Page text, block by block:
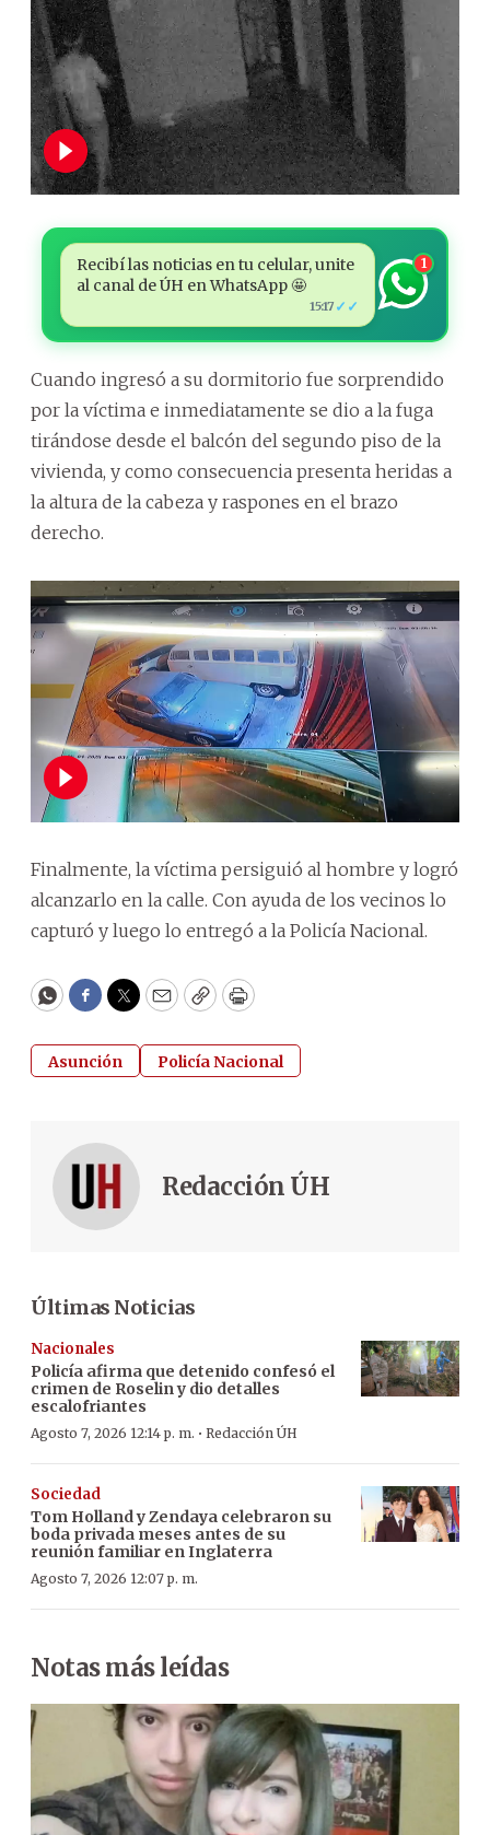
Recibí las noticias en tu celular, unite
al canal de ÚH en WhatsApp 🤩
15:17 ✓✓
1
Cuando ingresó a su dormitorio fue sorprendido
por la víctima e inmediatamente se dio a la fuga
tirándose desde el balcón del segundo piso de la
vivienda, y como consecuencia presenta heridas a
la altura de la cabeza y raspones en el brazo
derecho.
Finalmente, la víctima persiguió al hombre y logró
alcanzarlo en la calle. Con ayuda de los vecinos lo
capturó y luego lo entregó a la Policía Nacional.
WhatsApp
Facebook
Twitter
EmailCopyPrint
Asunción Policía Nacional
Redacción ÚH
Últimas Noticias
Nacionales
Policía afirma que detenido confesó el
crimen de Roselin y dio detalles
escalofriantes
Agosto 7, 2026 12:14 p. m. · Redacción ÚH
Sociedad
Tom Holland y Zendaya celebraron su
boda privada meses antes de su
reunión familiar en Inglaterra
Agosto 7, 2026 12:07 p. m.
Notas más leídas